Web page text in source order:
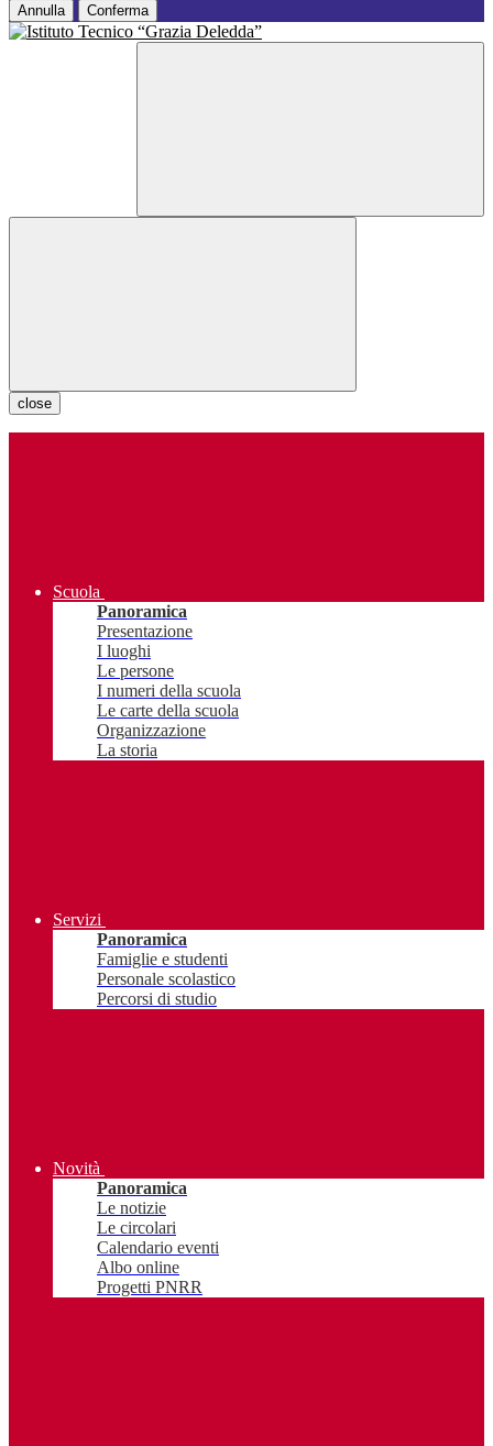
Annulla Conferma
close
Scuola
Panoramica
Presentazione
I luoghi
Le persone
I numeri della scuola
Le carte della scuola
Organizzazione
La storia
Servizi
Panoramica
Famiglie e studenti
Personale scolastico
Percorsi di studio
Novità
Panoramica
Le notizie
Le circolari
Calendario eventi
Albo online
Progetti PNRR